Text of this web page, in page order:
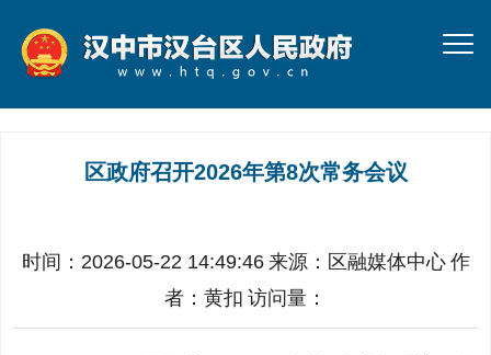
区政府召开2026年第8次常务会议
时间：2026-05-22 14:49:46 来源： 区融媒体中心 作
者： 黄扣 访问量：